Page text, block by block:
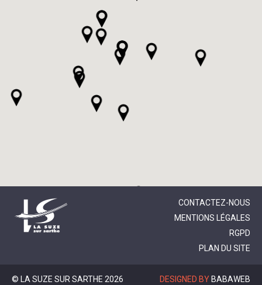
CONTACTEZ-NOUS
MENTIONS LÉGALES
RGPD
PLAN DU SITE
© LA SUZE SUR SARTHE 2026 DESIGNED BY BABAWEB